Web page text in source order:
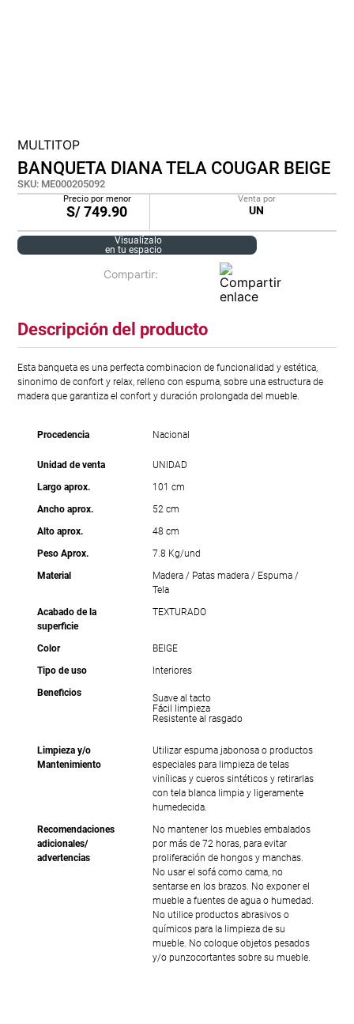
MULTITOP
BANQUETA DIANA TELA COUGAR BEIGE
SKU: ME000205092
Precio por menor
S/749.90
Venta por
UN
Visualízalo
en tu espacio
Descripción del producto
Esta banqueta es una perfecta combinacion de funcionalidad y estética,
sinonimo de confort y relax, relleno con espuma, sobre una estructura de
madera que garantiza el confort y duración prolongada del mueble.
Procedencia Nacional
Unidad de venta
UNIDAD
Largo aprox.
101 cm
Ancho aprox.
52 cm
Alto aprox.
48 cm
Peso Aprox.
7.8 Kg/und
Material
Madera / Patas madera / Espuma /
Tela
Acabado de la
superficie
TEXTURADO
Color
BEIGE
Tipo de uso
Interiores
Beneficios
Suave al tacto
Fácil limpieza
Resistente al rasgado
Limpieza y/o
Mantenimiento
Utilizar espuma jabonosa o productos
especiales para limpieza de telas
vinílicas y cueros sintéticos y retirarlas
con tela blanca limpia y ligeramente
humedecida.
Recomendaciones
adicionales/
advertencias
No mantener los muebles embalados
por más de 72 horas, para evitar
proliferación de hongos y manchas.
No usar el sofá como cama, no
sentarse en los brazos. No exponer el
mueble a fuentes de agua o humedad.
No utilice productos abrasivos o
químicos para la limpieza de su
mueble. No coloque objetos pesados
y/o punzocortantes sobre su mueble.